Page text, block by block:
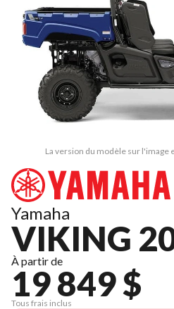
La version du modèle sur l'image
Yamaha
VIKING
À partir de
19 849 $
Tous frais inclus